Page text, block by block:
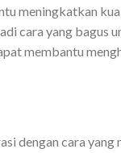
meningkatkan
cara yang bagus
membantu
dengan cara